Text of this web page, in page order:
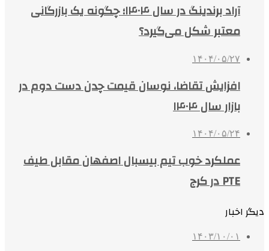
آراد برندینگ در سال ۱۴۰۴؛ چگونه یک بازرگانی
معتبر شکل می‌گیرد؟
۱۴۰۴/۰۵/۲۷
افزایش تقاضا، نوسان قیمت چدن دست دوم در
بازار سال ۱۴۰۴
۱۴۰۴/۰۵/۲۴
عملکرد خوب تیم بیسبال اصفهان مقابل طیف
PTE در کرج
دیگر اخبار
۱۴۰۳/۱۰/۰۱